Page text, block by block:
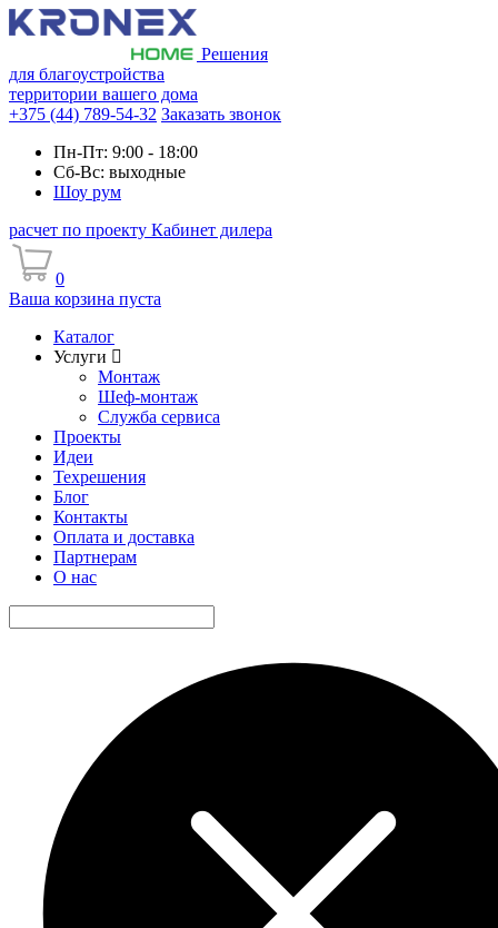
Решения
для благоустройства
территории вашего дома
+375 (44) 789-54-32 Заказать звонок
Пн-Пт: 9:00 - 18:00
Сб-Вс: выходные
Шоу рум
расчет по проекту Кабинет дилера
0
Ваша корзина пуста
Каталог
Услуги
Монтаж
Шеф-монтаж
Служба сервиса
Проекты
Идеи
Техрешения
Блог
Контакты
Оплата и доставка
Партнерам
О нас